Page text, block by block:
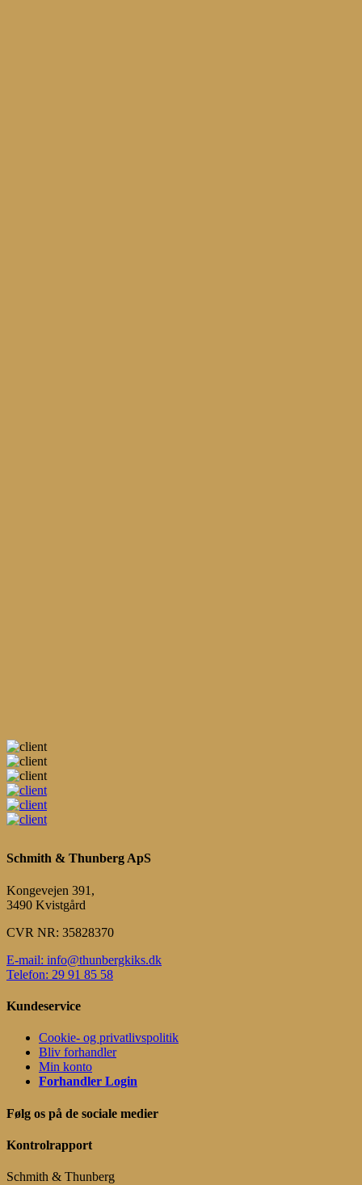
Schmith & Thunberg ApS
Kongevejen 391,
3490 Kvistgård
CVR NR: 35828370
E-mail: info@thunbergkiks.dk
Telefon: 29 91 85 58
Kundeservice
Cookie- og privatlivspolitik
Bliv forhandler
Min konto
Forhandler Login
Følg os på de sociale medier
Kontrolrapport
Schmith & Thunberg